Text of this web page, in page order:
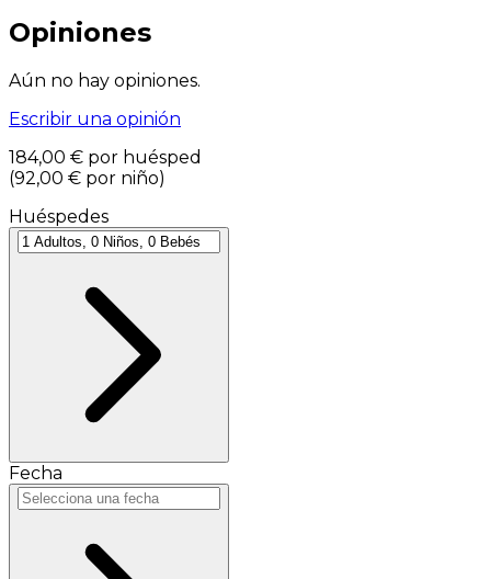
Opiniones
Aún no hay opiniones.
Escribir una opinión
184,00 € por huésped
(92,00 € por niño)
Huéspedes
Fecha